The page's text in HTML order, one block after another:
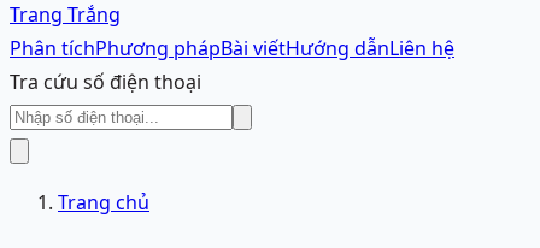
Trang Trắng
Phân tíchPhương phápBài viếtHướng dẫnLiên hệ
Tra cứu số điện thoại
Trang chủ